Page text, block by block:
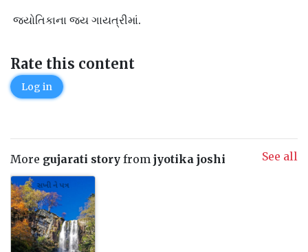
જ્યોતિકાના જય ગાયત્રીમાં.
Rate this content
Log in
More gujarati story from jyotika joshi See all